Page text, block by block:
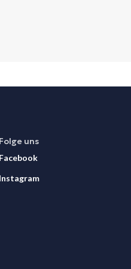
Folge uns
Facebook
Instagram